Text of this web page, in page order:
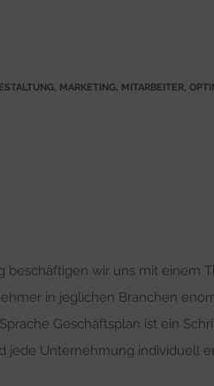
, MARKETING, MITARBEITER,
beschäftigen wir uns mit einem
in jeglichen Branchen
Geschäftsplan ist ein
jede Unternehmung individuell